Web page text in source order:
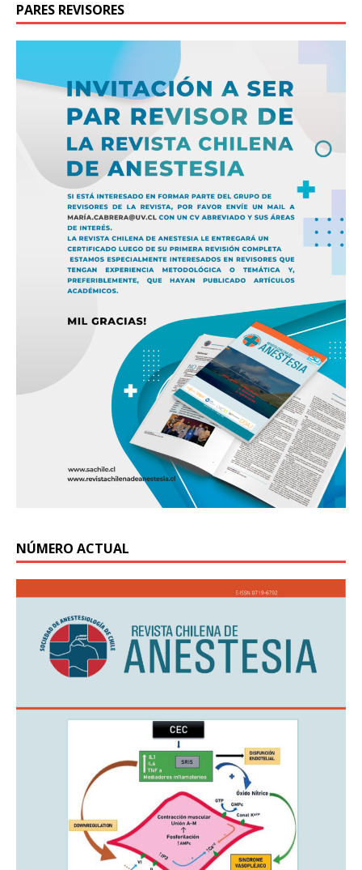
PARES REVISORES
NÚMERO ACTUAL